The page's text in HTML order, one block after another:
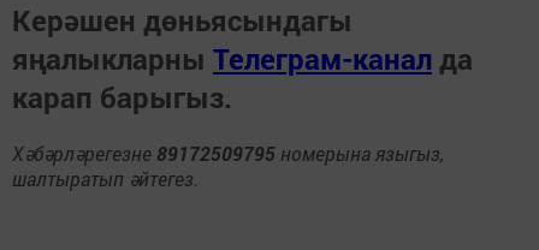
Керәшен дөньясындагы
яңалыкларны Телеграм-канал да
карап барыгыз.
Хәбәрләрегезне 89172509795 номерына языгыз,
шалтыратып әйтегез.